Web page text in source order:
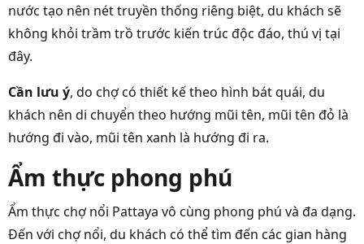
nước tạo nên nét truyền thống riêng biệt, du khách sẽ
không khỏi trầm trồ trước kiến trúc độc đáo, thú vị tại
đây.
Cần lưu ý, do chợ có thiết kế theo hình bát quái, du
khách nên di chuyển theo hướng mũi tên, mũi tên đỏ là
hướng đi vào, mũi tên xanh là hướng đi ra.
Ẩm thực phong phú
Ẩm thực chợ nổi Pattaya vô cùng phong phú và đa dạng.
Đến với chợ nổi, du khách có thể tìm đến các gian hàng